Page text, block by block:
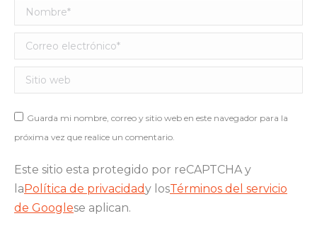
Nombre *
Correo electrónico *
Sitio web
Guarda mi nombre, correo y sitio web en este navegador para la
próxima vez que realice un comentario.
Este sitio esta protegido por reCAPTCHA y
laPolítica de privacidady losTérminos del servicio
de Googlese aplican.